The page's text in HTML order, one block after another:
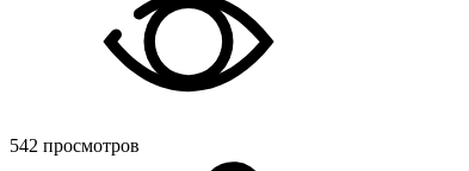
542 просмотров